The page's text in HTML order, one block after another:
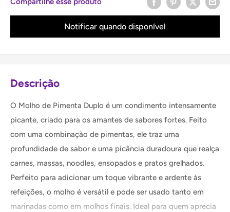
Notificar quando disponível
Descrição
O Molho de Pimenta Duplo é um condimento intensamente
picante, criado para os amantes de sabores fortes. Feito
com uma combinação de pimentas, ele traz uma
profundidade de sabor e uma picância duradoura que realça
carnes, massas, noodles, ensopados e pratos grelhados.
Perfeito para adicionar um toque vibrante e ardente às
refeições, o molho é versátil e pode ser usado tanto em
marinadas como em molhos finais. Ideal para quem aprecia